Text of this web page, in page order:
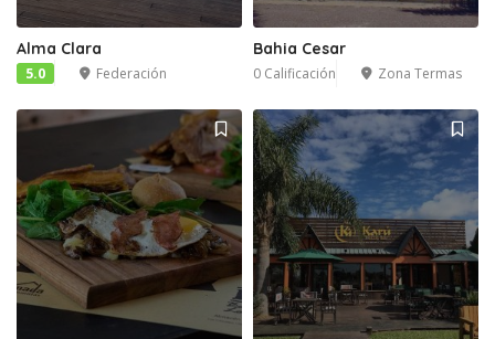
Alma Clara
5.0 Federación
Bahia Cesar
0 Calificación Zona Termas